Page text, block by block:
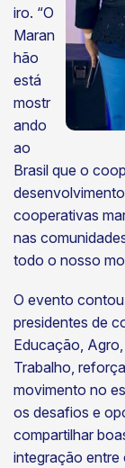
iro. “O
Maran
hão
está
mostr
ando
ao
Brasil que o
cooperativas
nas
todo o nosso
O evento
presidentes de
Educação,
Trabalho,
movimento no
os desafios e
compartilhar
integração entre